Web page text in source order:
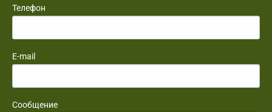
Телефон
E-mail
Сообщение